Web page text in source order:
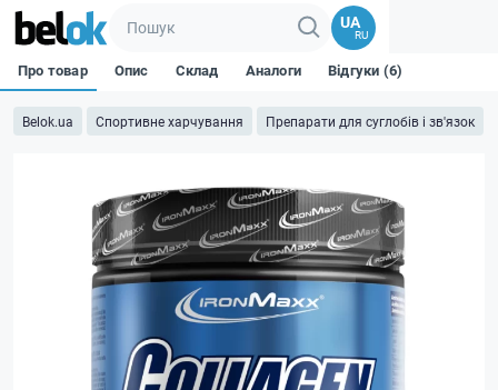
UA
RU
Belok.ua Спортивне харчування Препарати для суглобів і зв'язок
Про товар Опис Склад Аналоги Відгуки (6)